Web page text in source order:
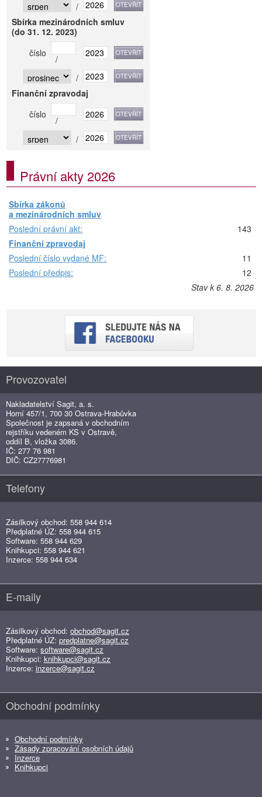
/
Sbírka mezinárodních smluv
(do 31. 12. 2023)
číslo
/
/
Finanční zpravodaj
číslo
/
/
Právní akty 2026
Sbírka zákonů
a mezinárodních smluv
Poslední právní akt:
143
Finanční zpravodaj
Poslední číslo vydané MF:
11
Poslední předpis:
12
Stav k 6. 8. 2026
Provozovatel
Nakladatelství Sagit, a. s.
Horní 457/1, 700 30 Ostrava-Hrabůvka
Společnost je zapsaná v obchodním
rejstříku vedeném KS v Ostravě,
oddíl B, vložka 3086.
IČ: 277 76 981
DIČ: CZ27776981
Telefony
Zásilkový obchod: 558 944 614
Předplatné ÚZ: 558 944 615
Software: 558 944 629
Knihkupci: 558 944 621
Inzerce: 558 944 634
E-maily
Zásilkový obchod: obchod@sagit.cz
Předplatné ÚZ: predplatne@sagit.cz
Software: software@sagit.cz
Knihkupci: knihkupci@sagit.cz
Inzerce: inzerce@sagit.cz
Obchodní podmínky
Obchodní podmínky
Zásady zpracování osobních údajů
Inzerce
Knihkupci